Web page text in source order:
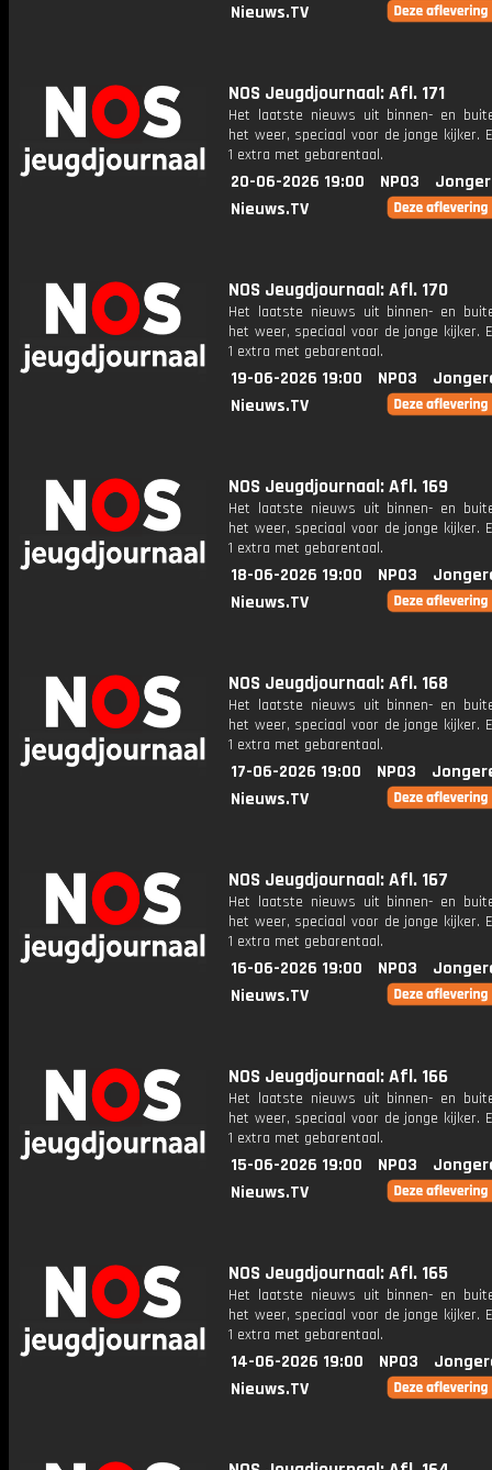
Nieuws.TV
NOS Jeugdjournaal: Afl. 171
Het laatste nieuws uit binnen- en
het weer, speciaal voor de jonge kijker.
1 extra met gebarentaal.
20-06-2026 19:00 NPO3
Nieuws.TV
NOS Jeugdjournaal: Afl. 170
Het laatste nieuws uit binnen- en
het weer, speciaal voor de jonge kijker.
1 extra met gebarentaal.
19-06-2026 19:00 NPO3
Nieuws.TV
NOS Jeugdjournaal: Afl. 169
Het laatste nieuws uit binnen- en
het weer, speciaal voor de jonge kijker.
1 extra met gebarentaal.
18-06-2026 19:00 NPO3
Nieuws.TV
NOS Jeugdjournaal: Afl. 168
Het laatste nieuws uit binnen- en
het weer, speciaal voor de jonge kijker.
1 extra met gebarentaal.
17-06-2026 19:00 NPO3
Nieuws.TV
NOS Jeugdjournaal: Afl. 167
Het laatste nieuws uit binnen- en
het weer, speciaal voor de jonge kijker.
1 extra met gebarentaal.
16-06-2026 19:00 NPO3
Nieuws.TV
NOS Jeugdjournaal: Afl. 166
Het laatste nieuws uit binnen- en
het weer, speciaal voor de jonge kijker.
1 extra met gebarentaal.
15-06-2026 19:00 NPO3
Nieuws.TV
NOS Jeugdjournaal: Afl. 165
Het laatste nieuws uit binnen- en
het weer, speciaal voor de jonge kijker.
1 extra met gebarentaal.
14-06-2026 19:00 NPO3
Nieuws.TV